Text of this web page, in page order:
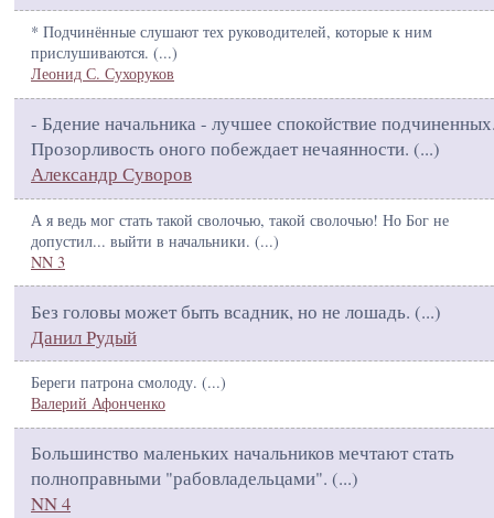
* Подчинённые слушают тех руководителей, которые к ним
прислушиваются. (...)
Леонид С. Сухоруков
- Бдение начальника - лучшее спокойствие
Прозорливость оного побеждает нечаянности. (...)
Александр Суворов
А я ведь мог стать такой сволочью, такой сволочью! Но Бог не
допустил... выйти в начальники. (...)
NN 3
Без головы может быть всадник, но не лошадь. (...)
Данил Рудый
Береги патрона смолоду. (...)
Валерий Афонченко
Большинство маленьких начальников мечтают стать
полноправными "рабовладельцами". (...)
NN 4